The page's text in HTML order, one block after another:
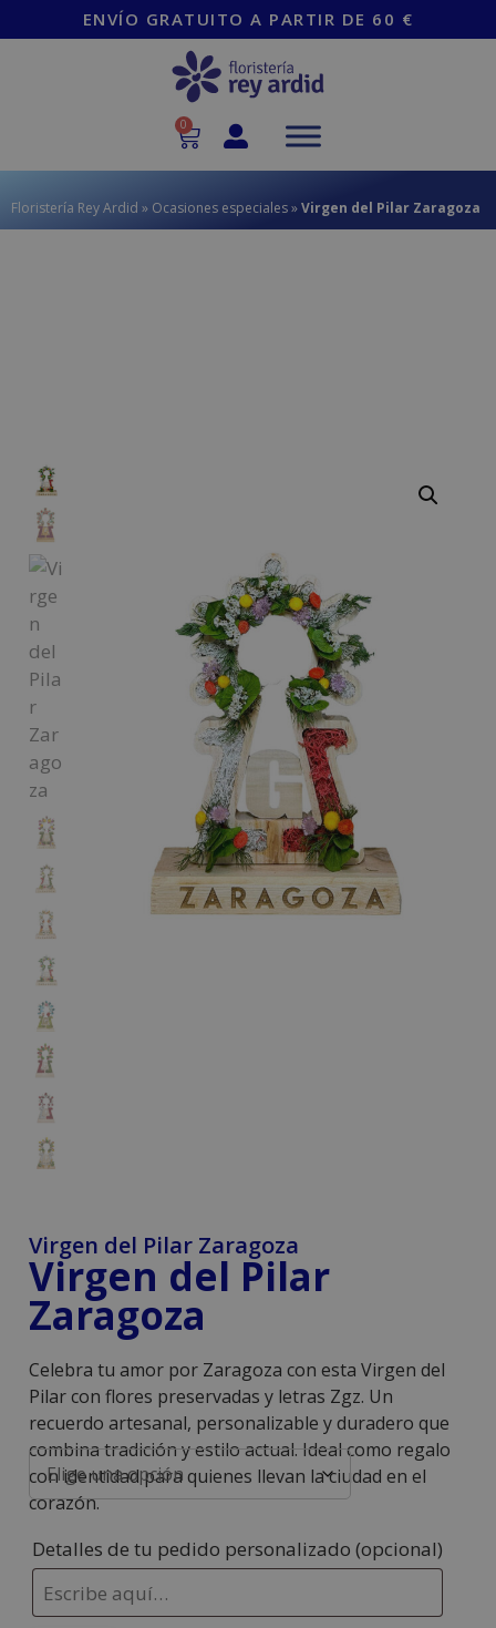
contenidoENVÍO GRATUITO A PARTIR DE 60 €
0
Floristería Rey Ardid » Ocasiones especiales»Virgen del Pilar Zaragoza
Virgen del Pilar Zaragoza
Virgen del Pilar
Zaragoza
Celebra tu amor por Zaragoza con esta Virgen del
Pilar con flores preservadas y letras Zgz. Un
recuerdo artesanal, personalizable y duradero que
combina tradición y estilo actual. Ideal como regalo
con identidad para quienes llevan la ciudad en el
corazón.
Detalles de tu pedido personalizado (opcional)